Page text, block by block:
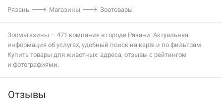
Рязань Магазины Зоотовары
Зоомагазины — 471 компания в городе Рязани. Актуальная
информация об услугах, удобный поиск на карте и по фильтрам.
Купить товары для животных: адреса, отзывы с рейтингом
и фотографиями.
Отзывы